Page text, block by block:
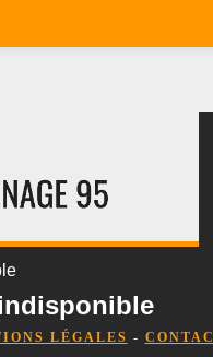
LÉGALES -